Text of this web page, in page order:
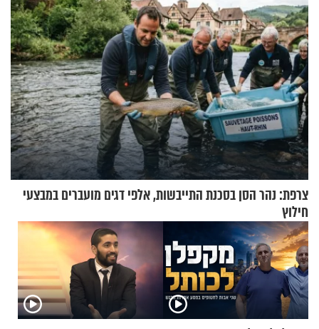
צרפת: נהר הסן בסכנת התייבשות, אלפי דגים מועברים במבצעי
חילוץ